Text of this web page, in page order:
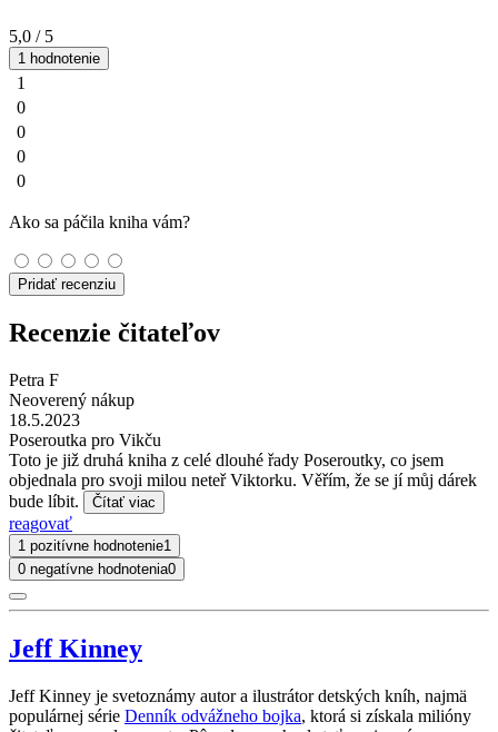
5,0 / 5
1 hodnotenie
1
0
0
0
0
Ako sa páčila kniha vám?
Pridať recenziu
Recenzie čitateľov
Petra F
Neoverený nákup
18.5.2023
Poseroutka pro Vikču
Toto je již druhá kniha z celé dlouhé řady Poseroutky, co jsem
objednala pro svoji milou neteř Viktorku. Věřím, že se jí můj dárek
bude líbit.
Čítať viac
reagovať
1 pozitívne hodnotenie1
0 negatívne hodnotenia0
Jeff Kinney
Jeff Kinney je svetoznámy autor a ilustrátor detských kníh, najmä
populárnej série Denník odvážneho bojka, ktorá si získala milióny